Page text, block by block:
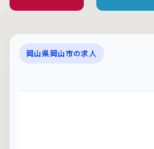
岡山県岡山市の求人